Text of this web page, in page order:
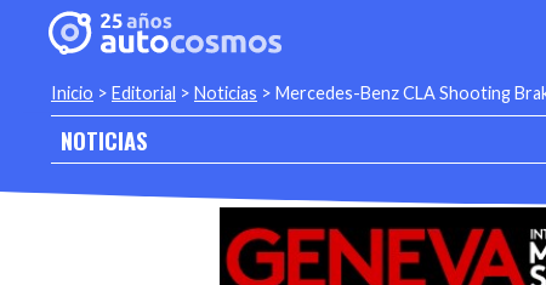
Inicio > Editorial > Noticias > Mercedes-Benz CLA Shooting
NOTICIAS